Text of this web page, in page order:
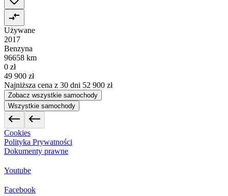
Używane
2017
Benzyna
96658 km
0 zł
49 900 zł
Najniższa cena z 30 dni 52 900 zł
Zobacz wszystkie samochody
Wszystkie samochody
Cookies
Polityka Prywatności
Dokumenty prawne
Youtube
Facebook